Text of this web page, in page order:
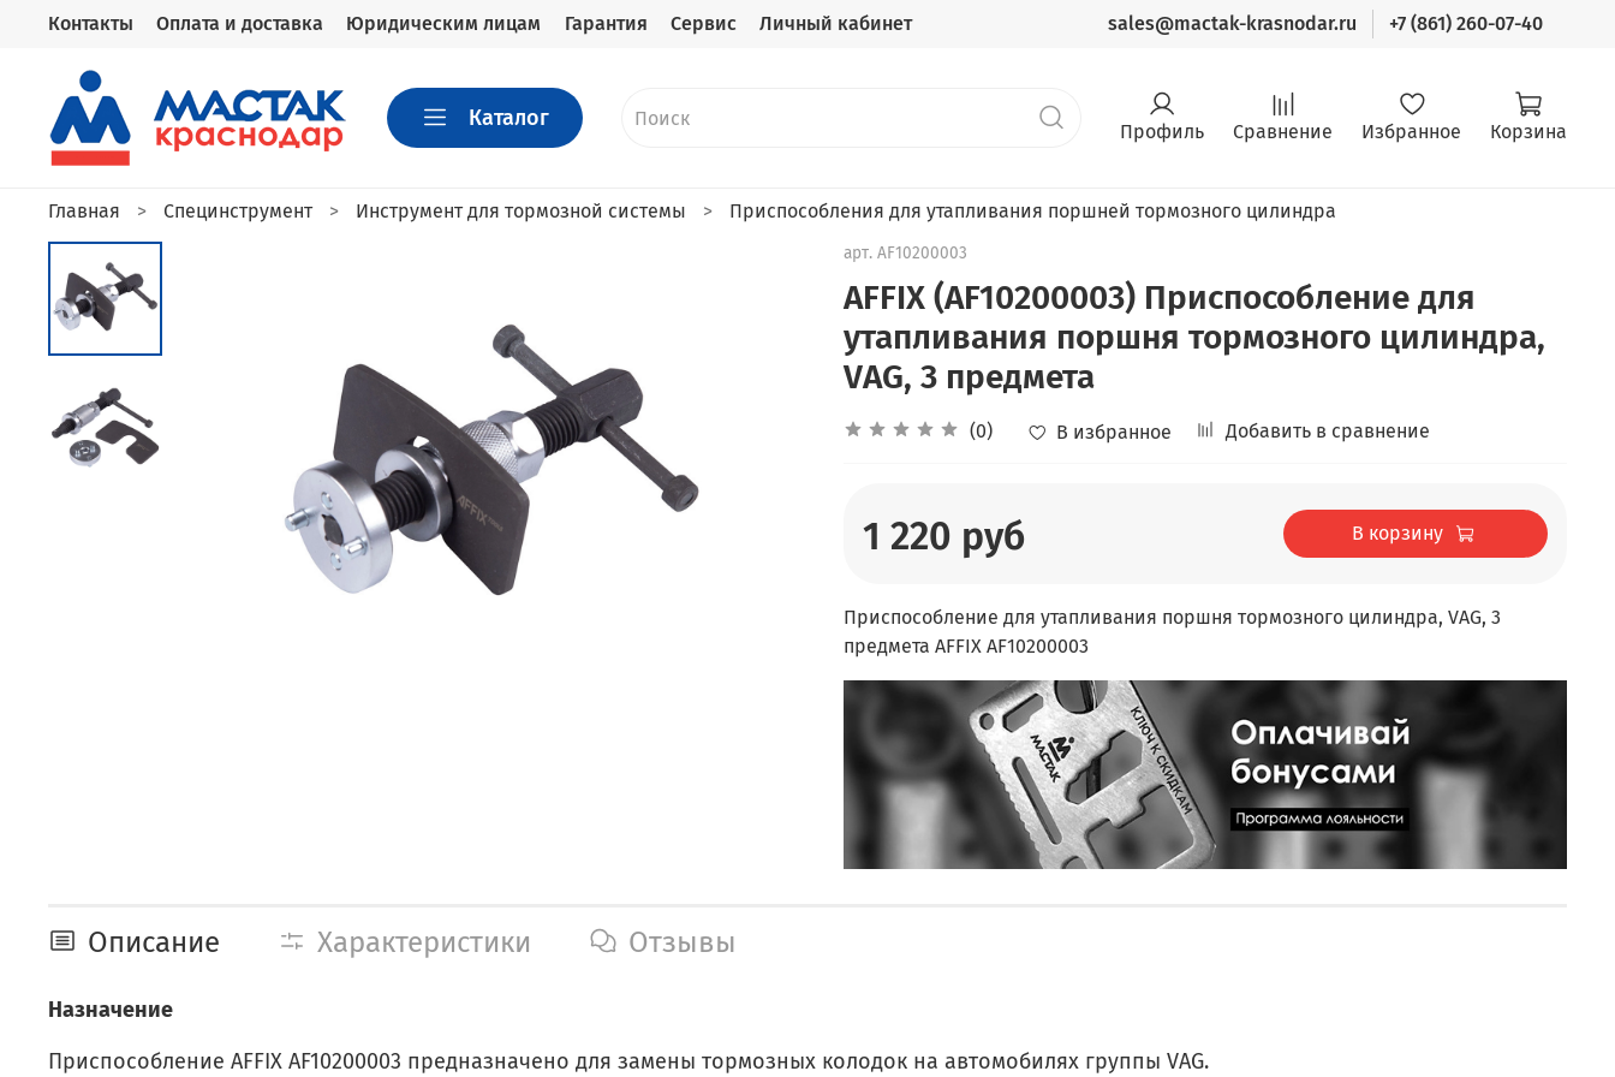
Контакты Оплата и доставка Юридическим лицам Гарантия Сервис Личный кабинет sales@mactak-krasnodar.ru +7 (861) 260-07-40
Каталог Профиль Сравнение Избранное Корзина
Главная Специнструмент Инструмент для тормозной системы Приспособления для утапливания поршней тормозного цилиндра
арт. AF10200003
AFFIX (AF10200003) Приспособление для
утапливания поршня тормозного цилиндра,
VAG, 3 предмета
(0) В избранное Добавить в сравнение
1 220 руб В корзину
Приспособление для утапливания поршня тормозного цилиндра, VAG, 3
предмета AFFIX AF10200003
Описание Характеристики Отзывы
Назначение
Приспособление AFFIX AF10200003 предназначено для замены тормозных колодок на автомобилях группы VAG.